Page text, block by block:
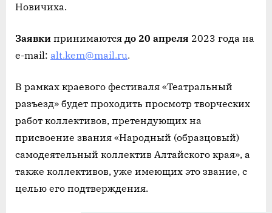
Новичиха.
Заявки принимаются до 20 апреля 2023 года на
e-mail: alt.kem@mail.ru.
В рамках краевого фестиваля «Театральный
разъезд» будет проходить просмотр творческих
работ коллективов, претендующих на
присвоение звания «Народный (образцовый)
самодеятельный коллектив Алтайского края», а
также коллективов, уже имеющих это звание, с
целью его подтверждения.